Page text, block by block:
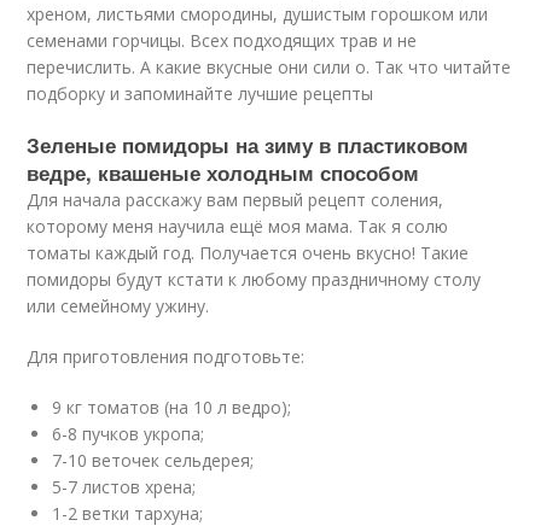
хреном, листьями смородины, душистым горошком или
семенами горчицы. Всех подходящих трав и не
перечислить. А какие вкусные они сили о. Так что читайте
подборку и запоминайте лучшие рецепты
Зеленые помидоры на зиму в пластиковом
ведре, квашеные холодным способом
Для начала расскажу вам первый рецепт соления,
которому меня научила ещё моя мама. Так я солю
томаты каждый год. Получается очень вкусно! Такие
помидоры будут кстати к любому праздничному столу
или семейному ужину.
Для приготовления подготовьте:
9 кг томатов (на 10 л ведро);
6-8 пучков укропа;
7-10 веточек сельдерея;
5-7 листов хрена;
1-2 ветки тархуна;